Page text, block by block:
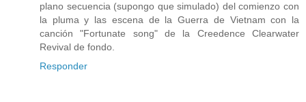
plano secuencia (supongo que simulado) del comienzo con
la pluma y las escena de la Guerra de Vietnam con la
canción "Fortunate song" de la Creedence Clearwater
Revival de fondo.
Responder